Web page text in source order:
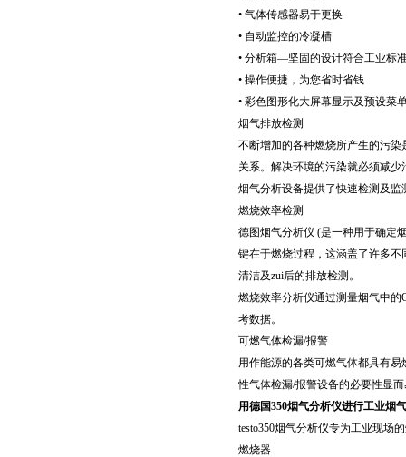
• 气体传感器易于更换
• 自动监控的冷凝槽
• 分析箱—坚固的设计符合工业标
• 操作便捷，为您省时省钱
• 彩色图形化大屏幕显示及预设菜
烟气排放检测
不断增加的各种燃烧所产生的污
关系。解决环境的污染就必须减
烟气分析设备提供了快速检测及
燃烧效率检测
德图烟气分析仪 (是一种用于确定
键在于燃烧过程，这涵盖了许多
清洁及zui后的排放检测。
燃烧效率分析仪通过测量烟气中
考数据。
可燃气体检漏/报警
用作能源的各类可燃气体都具有
性气体检漏/报警设备的必要性显
用德国350烟气分析仪进行工业烟
testo350烟气分析仪专为工业现场
燃烧器